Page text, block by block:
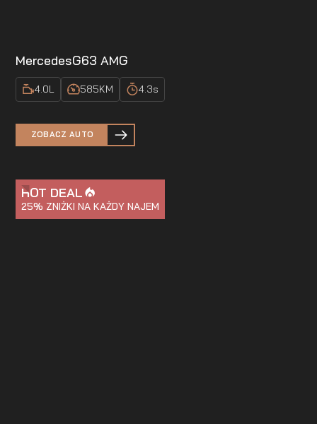
MercedesG63 AMG
4.0L 585KM 4.3s
ZOBACZ AUTO
HOT DEAL
25% ZNIŻKI NA KAŻDY NAJEM